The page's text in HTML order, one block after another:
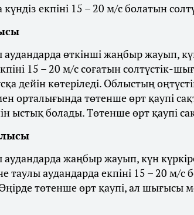
екпіні 15 – 20 м/с болатын
аудандарда өткінші жаңбыр жауып,
15 – 20 м/с соғатын солтүстік-
дейін көтеріледі. Облыстың
орталығында төтенше өрт қаупі
ыстық болады. Төтенше өрт қаупі
аудандарда жаңбыр жауып, күн
таулы аудандарда екпіні 15 – 20 м/с
төтенше өрт қаупі, ал шығысы